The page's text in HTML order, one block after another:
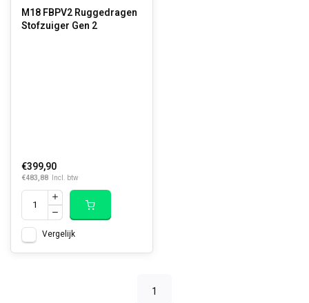
M18 FBPV2 Ruggedragen
Stofzuiger Gen 2
€399,90
€483,88 Incl. btw
Vergelijk
1